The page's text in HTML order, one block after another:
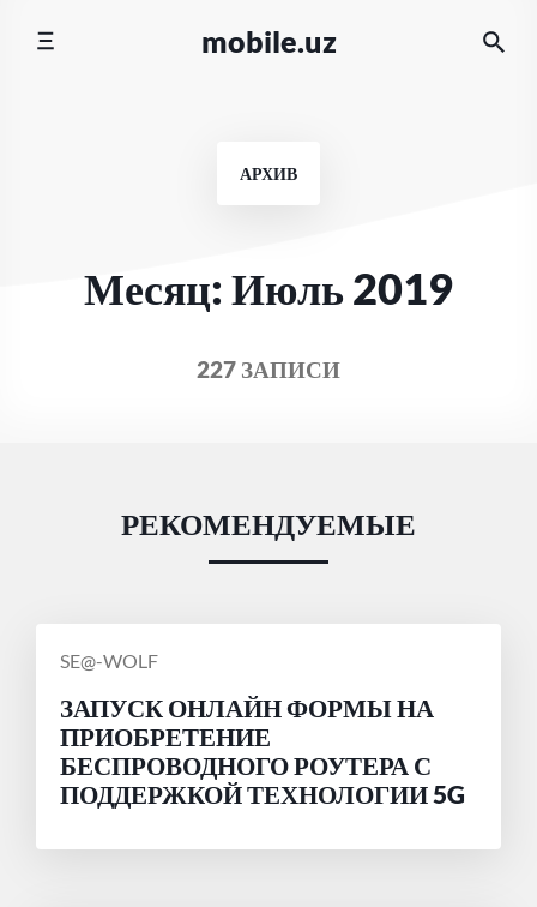
mobile.uz
АРХИВ
Месяц: Июль 2019
227 ЗАПИСИ
РЕКОМЕНДУЕМЫЕ
СООБЩЕНИЕ
SE@-WOLF
ЗАПУСК ОНЛАЙН ФОРМЫ НА
ПРИОБРЕТЕНИЕ
БЕСПРОВОДНОГО РОУТЕРА С
ПОДДЕРЖКОЙ ТЕХНОЛОГИИ 5G